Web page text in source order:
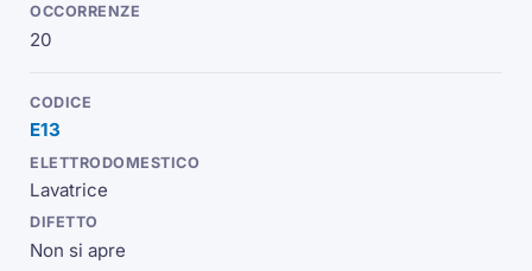
20
E13
Lavatrice
Non si apre